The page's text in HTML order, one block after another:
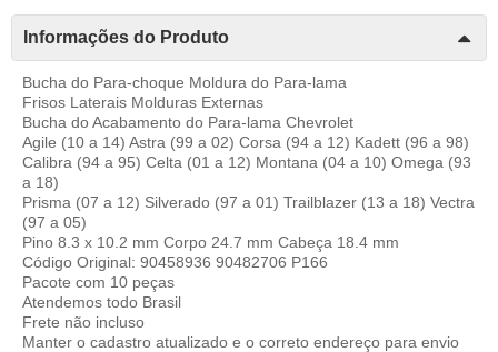
Informações do Produto
Bucha do Para-choque Moldura do Para-lama
Frisos Laterais Molduras Externas
Bucha do Acabamento do Para-lama Chevrolet
Agile (10 a 14) Astra (99 a 02) Corsa (94 a 12) Kadett (96 a 98)
Calibra (94 a 95) Celta (01 a 12) Montana (04 a 10) Omega (93
a 18)
Prisma (07 a 12) Silverado (97 a 01) Trailblazer (13 a 18) Vectra
(97 a 05)
Pino 8.3 x 10.2 mm Corpo 24.7 mm Cabeça 18.4 mm
Código Original: 90458936 90482706 P166
Pacote com 10 peças
Atendemos todo Brasil
Frete não incluso
Manter o cadastro atualizado e o correto endereço para envio